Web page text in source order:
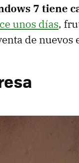
7 tiene
unos días,
de nuevos